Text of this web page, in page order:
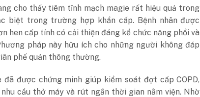
cho thấy tiêm tĩnh mạch magie rất hiệu quả trong
biệt trong trường hợp khẩn cấp. Bệnh nhân được
hen cấp tính có cải thiện đáng kể chức năng phổi và
pháp này hữu ích cho những người không đáp
phế quản thông thường.
đã được chứng minh giúp kiểm soát đợt cấp COPD,
cầu thở máy và rút ngắn thời gian nằm viện. Nhờ